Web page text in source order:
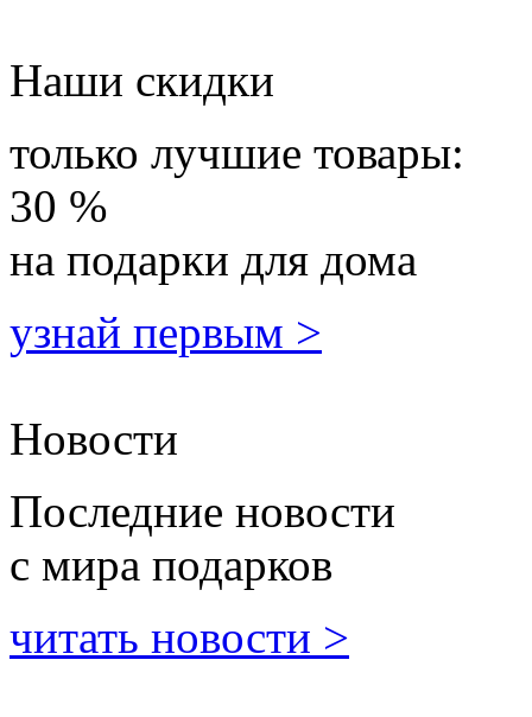
Наши скидки
только лучшие товары:
30 %
на подарки для дома
узнай первым >
Новости
Последние новости
с мира подарков
читать новости >